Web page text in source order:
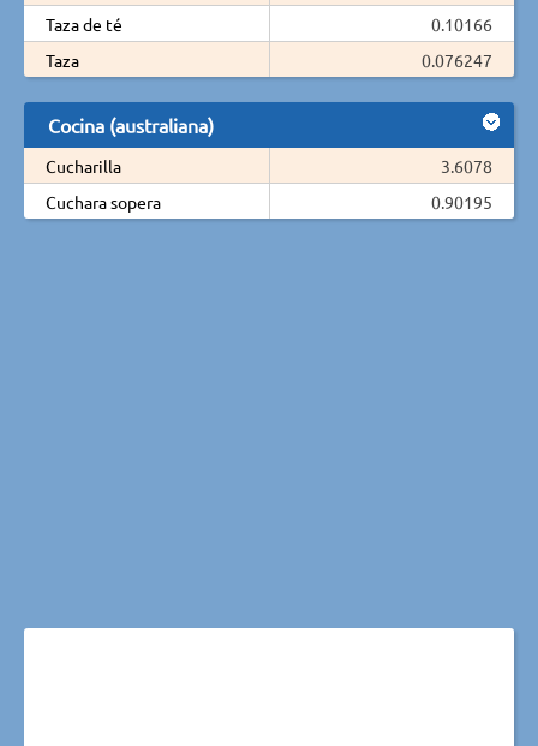
Taza de té
0.10166
Taza
0.076247
Cocina (australiana)
Cucharilla
3.6078
Cuchara sopera
0.90195